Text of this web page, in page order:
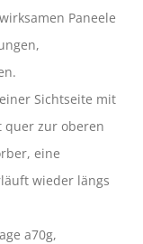
Paneele
Sichtseite mit
quer zur oberen
eine
wieder längs
a70g,